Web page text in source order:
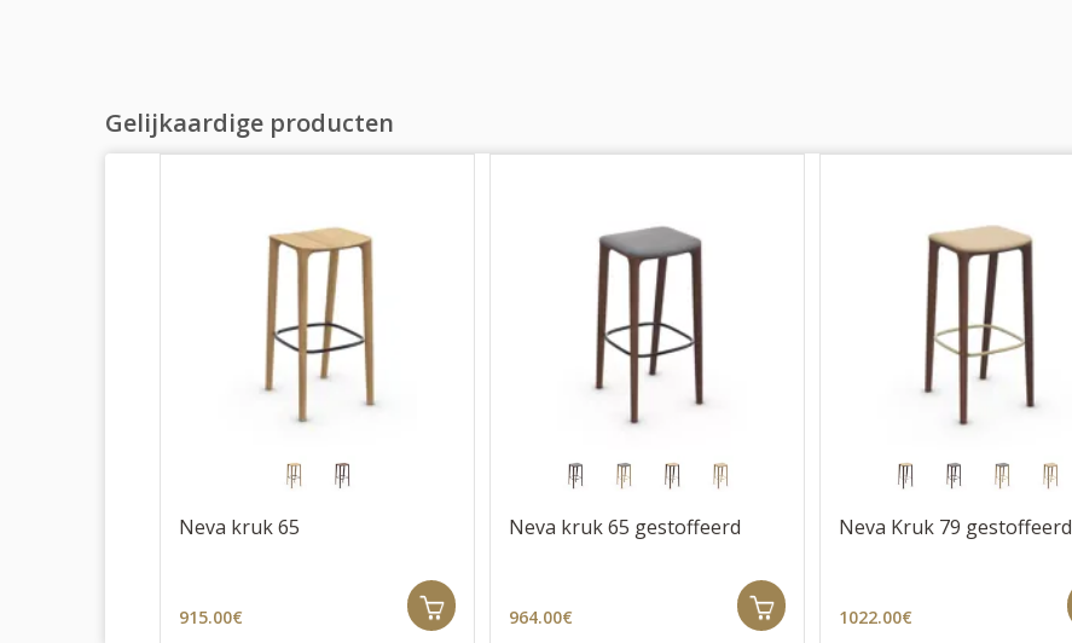
Gelijkaardige producten
Neva kruk 65
915.00€
Neva kruk 65 gestoffeerd
964.00€
Neva Kruk 79 gestoffeerd
1022.00€